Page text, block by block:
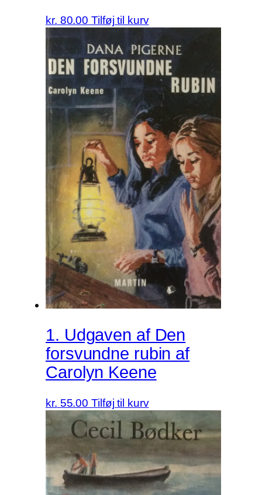
kr. 80.00 Tilføj til kurv
1. Udgaven af Den
forsvundne rubin af
Carolyn Keene
kr. 55.00 Tilføj til kurv